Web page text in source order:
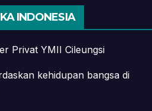
INDONESIA
Privat YMII Cileungsi
kehidupan bangsa di